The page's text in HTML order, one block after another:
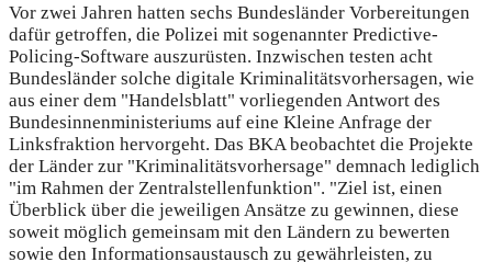
Vor zwei Jahren hatten sechs Bundesländer Vorbereitungen
dafür getroffen, die Polizei mit sogenannter Predictive-
Policing-Software auszurüsten. Inzwischen testen acht
Bundesländer solche digitale Kriminalitätsvorhersagen, wie
aus einer dem "Handelsblatt" vorliegenden Antwort des
Bundesinnenministeriums auf eine Kleine Anfrage der
Linksfraktion hervorgeht. Das BKA beobachtet die Projekte
der Länder zur "Kriminalitätsvorhersage" demnach lediglich
"im Rahmen der Zentralstellenfunktion". "Ziel ist, einen
Überblick über die jeweiligen Ansätze zu gewinnen, diese
soweit möglich gemeinsam mit den Ländern zu bewerten
sowie den Informationsaustausch zu gewährleisten, zu